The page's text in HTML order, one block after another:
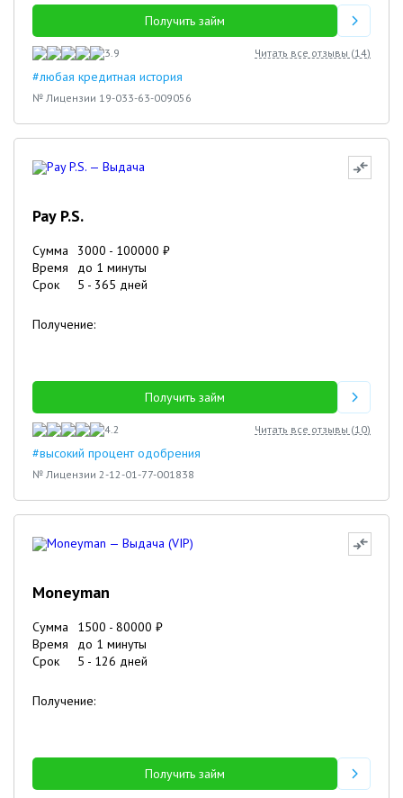
Получить займ
3.9 Читать все отзывы (14)
#любая кредитная история
№ Лицензии 19-033-63-009056
Pay P.S.
Сумма 3000 - 100000 ₽
Время
до 1 минуты
Срок
5 - 365 дней
Получение:
Получить займ
4.2 Читать все отзывы (10)
#высокий процент одобрения
№ Лицензии 2-12-01-77-001838
Moneyman
Сумма 1500 - 80000 ₽
Время
до 1 минуты
Срок
5 - 126 дней
Получение:
Получить займ